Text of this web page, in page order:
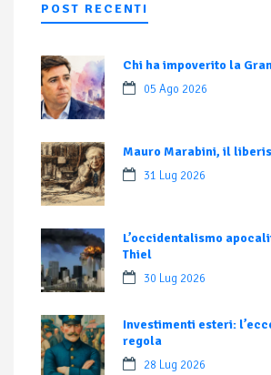
POST RECENTI
Chi ha impoverito la
05 Ago 2026
Mauro Marabini, il
31 Lug 2026
L’occidentalismo
Thiel
30 Lug 2026
Investimenti esteri:
regola
28 Lug 2026